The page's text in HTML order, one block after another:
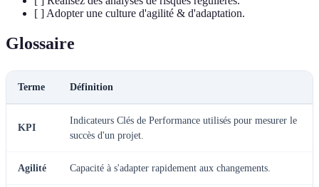
[ ] Adopter une culture d'agilité & d'adaptation.
Glossaire
Terme Définition
KPI
Indicateurs Clés de Performance utilisés pour mesurer le
succès d'un projet.
Agilité Capacité à s'adapter rapidement aux changements.